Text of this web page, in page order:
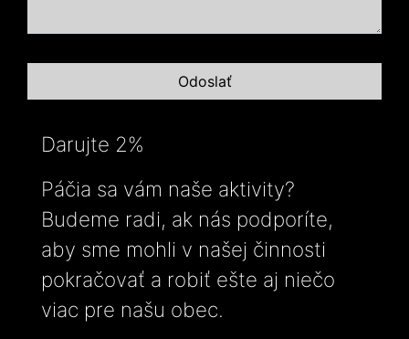
Darujte 2%
Páčia sa vám naše aktivity?
Budeme radi, ak nás podporíte,
aby sme mohli v našej činnosti
pokračovať a robiť ešte aj niečo
viac pre našu obec.